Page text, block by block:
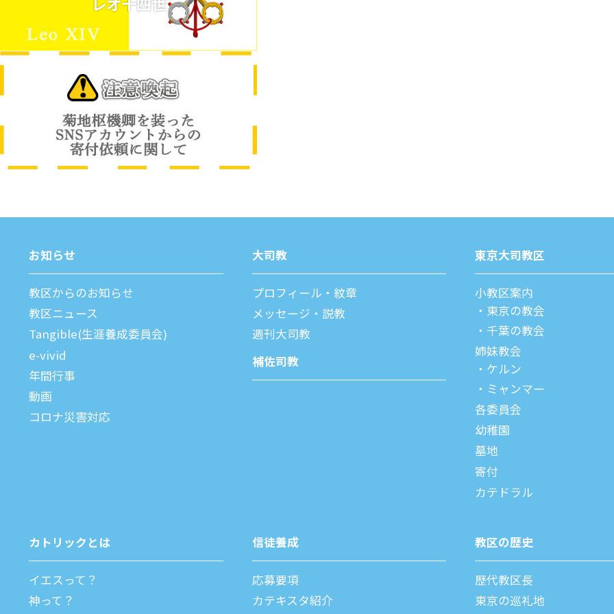
お知らせ
教区からのお知らせ
教区ニュース
Tangible(生涯養成委員会)
e-vivid
年間⾏事
動画
コロナ災害対応
⼤司教
プロフィール・紋章
メッセージ・説教
週刊⼤司教
補佐司教
東京⼤司教区
⼩教区案内
東京の教会
千葉の教会
姉妹教会
ケルン
ミャンマー
各委員会
幼稚園
墓地
寄付
カテドラル
カトリックとは
イエスって？
神って？
信徒養成
応募要項
カテキスタ紹介
教区の歴史
歴代教区⻑
東京の巡礼地